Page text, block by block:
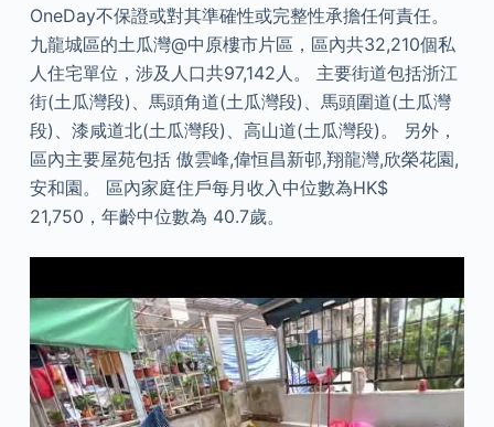
OneDay不保證或對其準確性或完整性承擔任何責任。
九龍城區的土瓜灣@中原樓市片區，區內共32,210個私
人住宅單位，涉及人口共97,142人。 主要街道包括浙江
街(土瓜灣段)、馬頭角道(土瓜灣段)、馬頭圍道(土瓜灣
段)、漆咸道北(土瓜灣段)、高山道(土瓜灣段)。 另外，
區內主要屋苑包括 傲雲峰,偉恒昌新邨,翔龍灣,欣榮花園,
安和園。 區內家庭住戶每月收入中位數為HK$
21,750，年齡中位數為 40.7歲。